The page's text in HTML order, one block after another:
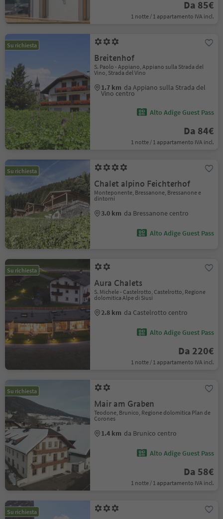
Da 85€
1 notte / 1 appartamento IVA incl.
Su richiesta
Breitenhof
S. Paolo - Appiano, Appiano sulla Strada del
Vino, Strada del Vino
1.7 km da Appiano sulla Strada del
Vino centro
Alto Adige Guest Pass
Da 84€
1 notte / 1 appartamento IVA incl.
Su richiesta
Chalet alpino Feichterhof
Monteponente, Bressanone, Bressanone e
dintorni
3.0 km da Bressanone centro
Alto Adige Guest Pass
Su richiesta
Aura Chalets
S. Michele - Castelrotto, Castelrotto, Regione
dolomitica Alpe di Siusi
2.8 km da Castelrotto centro
Alto Adige Guest Pass
Da 220€
1 notte / 1 appartamento IVA incl.
Su richiesta
Mair am Graben
Teodone, Brunico, Regione dolomitica Plan de
Corones
1.4 km da Brunico centro
Alto Adige Guest Pass
Da 58€
1 notte / 1 appartamento IVA incl.
Su richiesta